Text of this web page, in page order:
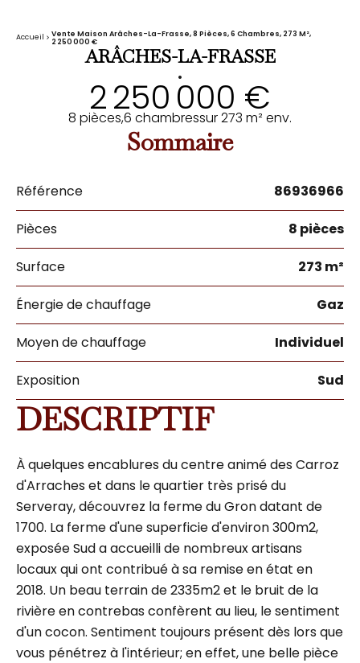
Accueil
Vente Maison Arâches-La-Frasse, 8 Pièces, 6 Chambres, 273 M²,
2 250 000 €
ARÂCHES-LA-FRASSE
•
2 250 000 €
8 pièces,6 chambressur 273 m² env.
Sommaire
Référence 86936966
Pièces 8 pièces
Surface 273 m²
Énergie de chauffage Gaz
Moyen de chauffage Individuel
Exposition Sud
DESCRIPTIF
À quelques encablures du centre animé des Carroz
d'Arraches et dans le quartier très prisé du
Serveray, découvrez la ferme du Gron datant de
1700. La ferme d'une superficie d'environ 300m2,
exposée Sud a accueilli de nombreux artisans
locaux qui ont contribué à sa remise en état en
2018. Un beau terrain de 2335m2 et le bruit de la
rivière en contrebas confèrent au lieu, le sentiment
d'un cocon. Sentiment toujours présent dès lors que
vous pénétrez à l'intérieur; en effet, une belle pièce